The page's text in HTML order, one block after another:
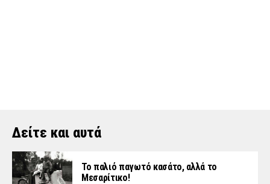
Δείτε και αυτά
Το παλιό παγωτό κασάτο, αλλά το
Μεσαρίτικο!